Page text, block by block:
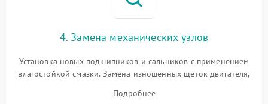
4. Замена механических узлов
Установка новых подшипников и сальников с применением
влагостойкой смазки. Замена изношенных щеток двигателя,
или поврежденной резиновой манжеты.
Подробнее